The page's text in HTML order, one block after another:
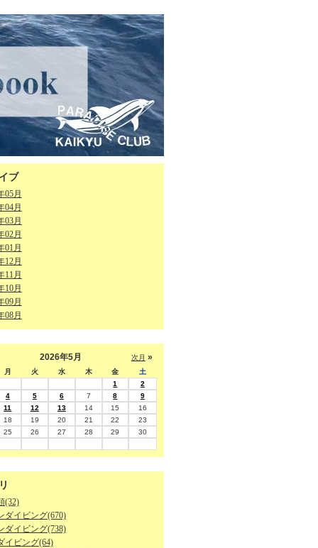
ブ
05月
04月
03月
02月
01月
12月
11月
10月
09月
08月
次月 »
2026年5月
月 火 水 木 金
土
1
2
4 5 6 7 8
9
11 12 13 14 15
16
18 19 20 21 22
23
25 26 27 28 29
30
(32)
ダイビング(670)
ダイビング(738)
イビング(64)